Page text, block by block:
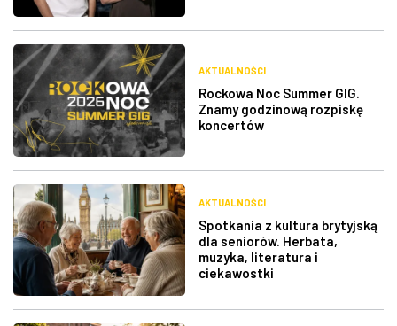
AKTUALNOŚCI
Rockowa Noc Summer GIG.
Znamy godzinową rozpiskę
koncertów
AKTUALNOŚCI
Spotkania z kultura brytyjską
dla seniorów. Herbata,
muzyka, literatura i
ciekawostki